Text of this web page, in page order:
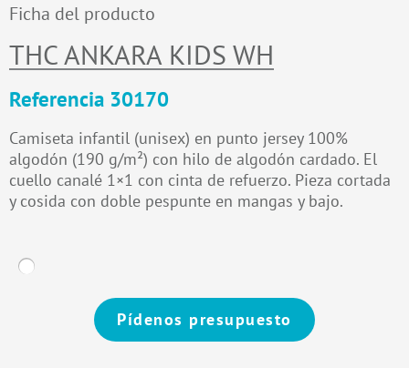
Ficha del producto
THC ANKARA KIDS WH
Referencia 30170
Camiseta infantil (unisex) en punto jersey 100%
algodón (190 g/m²) con hilo de algodón cardado. El
cuello canalé 1×1 con cinta de refuerzo. Pieza cortada
y cosida con doble pespunte en mangas y bajo.
Pídenos presupuesto